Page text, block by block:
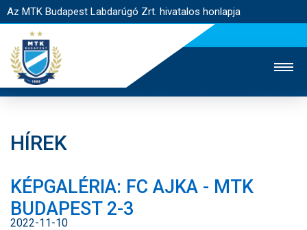
Az MTK Budapest Labdarúgó Zrt. hivatalos honlapja
JEGYÉRTÉKESÍTÉS
WEBSHOP
STADION
EGYESÜLET
HÍREK
KÉPGALÉRIA: FC AJKA - MTK
BUDAPEST 2-3
2022-11-10